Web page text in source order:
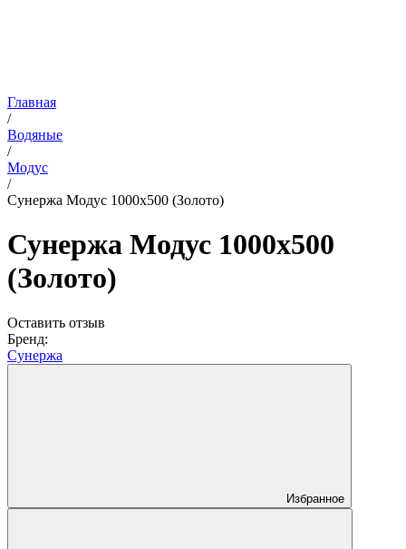
Главная
/
Водяные
/
Модус
/
Сунержа Модус 1000х500 (Золото)
Сунержа Модус 1000х500
(Золото)
Оставить отзыв
Бренд:
Сунержа
Избранное